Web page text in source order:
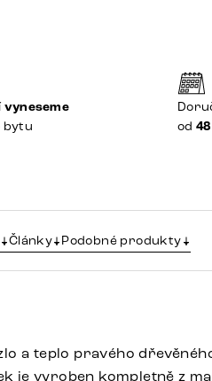
vyneseme
bytu
od
Články Podobné produkty
a teplo pravého
je vyroben kompletně z